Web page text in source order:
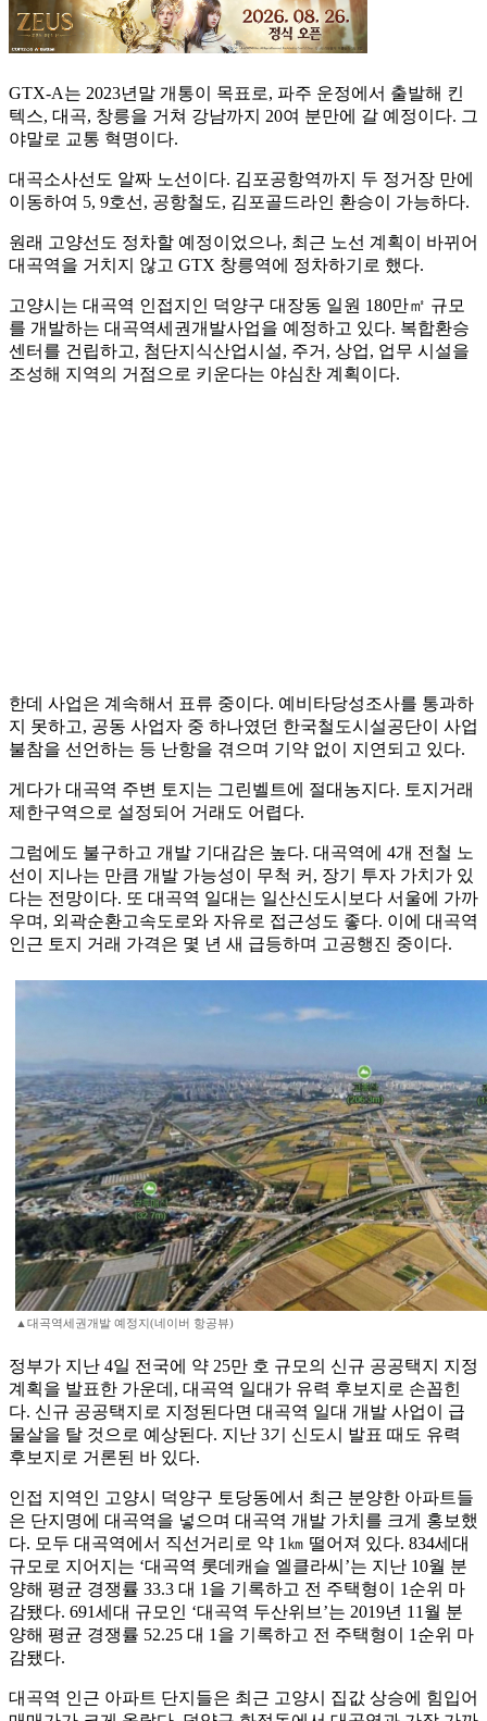
GTX-A는 2023년말 개통이 목표로, 파주 운정에서 출발해 킨
텍스, 대곡, 창릉을 거쳐 강남까지 20여 분만에 갈 예정이다. 그
야말로 교통 혁명이다.
대곡소사선도 알짜 노선이다. 김포공항역까지 두 정거장 만에
이동하여 5, 9호선, 공항철도, 김포골드라인 환승이 가능하다.
원래 고양선도 정차할 예정이었으나, 최근 노선 계획이 바뀌어
대곡역을 거치지 않고 GTX 창릉역에 정차하기로 했다.
고양시는 대곡역 인접지인 덕양구 대장동 일원 180만㎡ 규모
를 개발하는 대곡역세권개발사업을 예정하고 있다. 복합환승
센터를 건립하고, 첨단지식산업시설, 주거, 상업, 업무 시설을
조성해 지역의 거점으로 키운다는 야심찬 계획이다.
한데 사업은 계속해서 표류 중이다. 예비타당성조사를 통과하
지 못하고, 공동 사업자 중 하나였던 한국철도시설공단이 사업
불참을 선언하는 등 난항을 겪으며 기약 없이 지연되고 있다.
게다가 대곡역 주변 토지는 그린벨트에 절대농지다. 토지거래
제한구역으로 설정되어 거래도 어렵다.
그럼에도 불구하고 개발 기대감은 높다. 대곡역에 4개 전철 노
선이 지나는 만큼 개발 가능성이 무척 커, 장기 투자 가치가 있
다는 전망이다. 또 대곡역 일대는 일산신도시보다 서울에 가까
우며, 외곽순환고속도로와 자유로 접근성도 좋다. 이에 대곡역
인근 토지 거래 가격은 몇 년 새 급등하며 고공행진 중이다.
▲대곡역세권개발 예정지(네이버 항공뷰)
정부가 지난 4일 전국에 약 25만 호 규모의 신규 공공택지 지정
계획을 발표한 가운데, 대곡역 일대가 유력 후보지로 손꼽힌
다. 신규 공공택지로 지정된다면 대곡역 일대 개발 사업이 급
물살을 탈 것으로 예상된다. 지난 3기 신도시 발표 때도 유력
후보지로 거론된 바 있다.
인접 지역인 고양시 덕양구 토당동에서 최근 분양한 아파트들
은 단지명에 대곡역을 넣으며 대곡역 개발 가치를 크게 홍보했
다. 모두 대곡역에서 직선거리로 약 1㎞ 떨어져 있다. 834세대
규모로 지어지는 ‘대곡역 롯데캐슬 엘클라씨’는 지난 10월 분
양해 평균 경쟁률 33.3 대 1을 기록하고 전 주택형이 1순위 마
감됐다. 691세대 규모인 ‘대곡역 두산위브’는 2019년 11월 분
양해 평균 경쟁률 52.25 대 1을 기록하고 전 주택형이 1순위 마
감됐다.
대곡역 인근 아파트 단지들은 최근 고양시 집값 상승에 힘입어